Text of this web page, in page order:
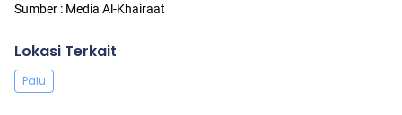
Sumber : Media Al-Khairaat
Lokasi Terkait
Palu